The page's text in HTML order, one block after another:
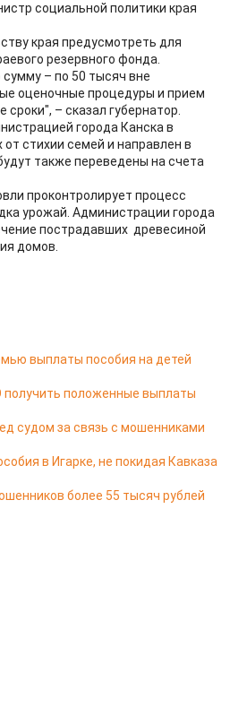
социальной политики края
края предусмотреть для
резервного фонда.
– по 50 тысяч вне
оценочные процедуры и прием
– сказал губернатор.
города Канска в
стихии семей и направлен в
также переведены на счета
проконтролирует процесс
урожай. Администрации города
пострадавших древесиной
домов.
выплаты пособия на детей
получить положенные выплаты
судом за связь с мошенниками
в Игарке, не покидая Кавказа
более 55 тысяч рублей